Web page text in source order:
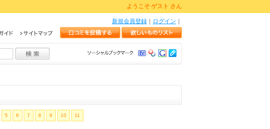
ようこそ ゲスト さん
ログイン
新規会員登録
5 6 7 8 9 10 11